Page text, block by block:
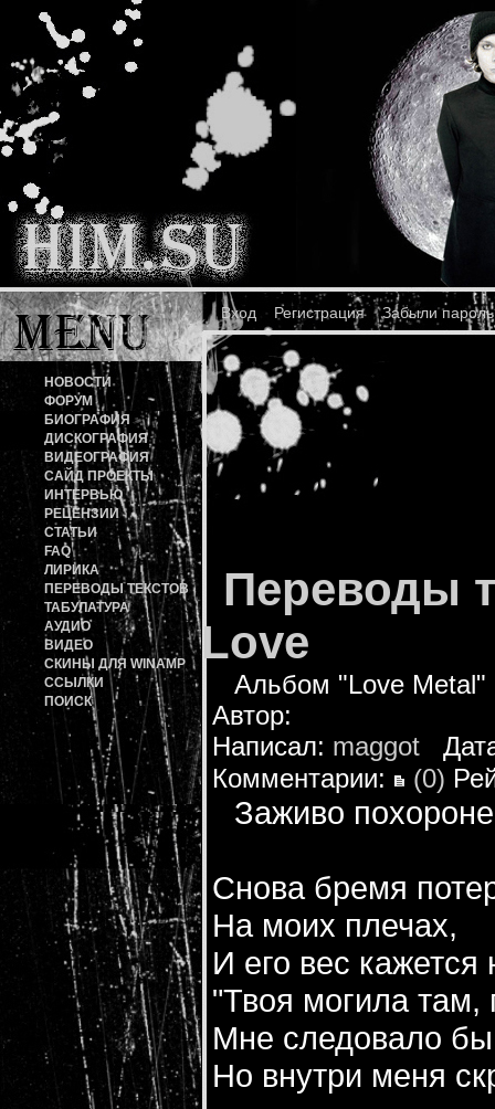
Вход Регистрация Забыли
НОВОСТИ
ФОРУМ
БИОГРАФИЯ
ДИСКОГРАФИЯ
ВИДЕОГРАФИЯ
САЙД ПРОЕКТЫ
ИНТЕРВЬЮ
РЕЦЕНЗИИ
СТАТЬИ
FAQ
ЛИРИКА
ПЕРЕВОДЫ ТЕКСТОВ
ТАБУЛАТУРА
АУДИО
ВИДЕО
СКИНЫ ДЛЯ WINAMP
ССЫЛКИ
ПОИСК
Переводы
Love
Альбом "Love Metal"
Автор:
Написал: maggot
Комментарии:
(0)
Заживо
Снова бремя
На моих плечах,
И его вес
"Твоя могила там,
Мне следовало бы
Но внутри меня